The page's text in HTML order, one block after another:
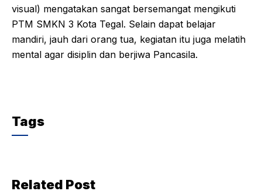
visual) mengatakan sangat bersemangat mengikuti
PTM SMKN 3 Kota Tegal. Selain dapat belajar
mandiri, jauh dari orang tua, kegiatan itu juga melatih
mental agar disiplin dan berjiwa Pancasila.
Tags
Related Post